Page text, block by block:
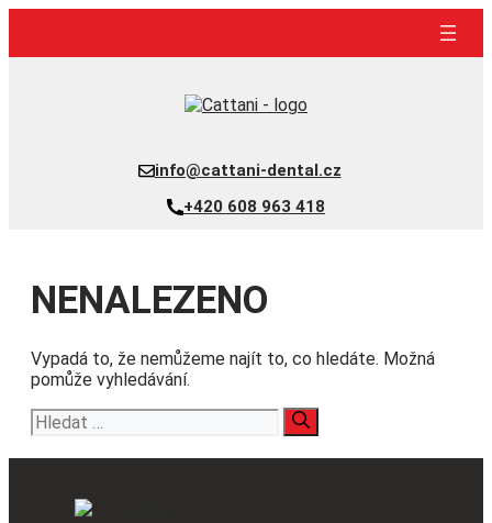
obsah
info@cattani-dental.cz
+420 608 963 418
NENALEZENO
Vypadá to, že nemůžeme najít to, co hledáte. Možná
pomůže vyhledávání.
Hledat: